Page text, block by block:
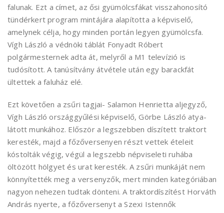
falunak. Ezt a címet, az ősi gyümölcsfákat visszahonosító
tündérkert program mintájára alapította a képviselő,
amelynek célja, hogy minden portán legyen gyümölcsfa.
Vígh László a védnöki táblát Fonyadt Róbert
polgármesternek adta át, melyről a M1 televízió is
tudósított. A tanúsítvány átvétele után egy barackfát
ültettek a faluház elé.
Ezt követően a zsűri tagjai- Salamon Henrietta aljegyző,
Vígh László országgyűlési képviselő, Görbe László atya-
látott munkához. Először a legszebben díszített traktort
keresték, majd a főzőversenyen részt vettek ételeit
kóstolták végig, végül a legszebb népviseleti ruhába
öltözött hölgyet és urat keresték. A zsűri munkáját nem
könnyítették meg a versenyzők, mert minden kategóriában
nagyon nehezen tudtak dönteni. A traktordíszítést Horváth
András nyerte, a főzőversenyt a Szexi Istennők